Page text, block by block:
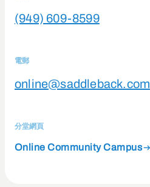
(949) 609-8599
電郵
online@saddleback.com
分堂網頁
Online Community Campus